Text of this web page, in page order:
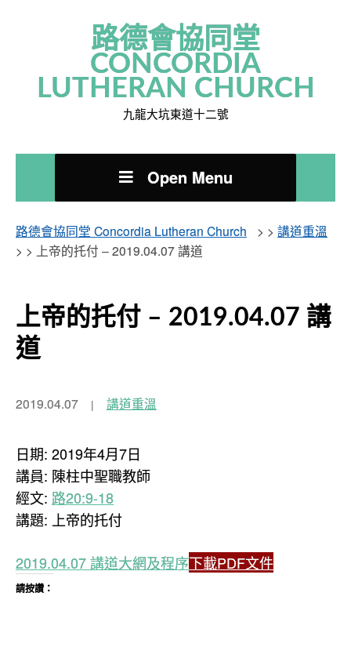
路德會協同堂
CONCORDIA
LUTHERAN CHURCH
九龍大坑東道十二號
Open Menu
路德會協同堂 Concordia Lutheran Church > > 講道重溫
> > 上帝的托付 – 2019.04.07 講道
上帝的托付 – 2019.04.07 講
道
2019.04.07 講道重溫
日期: 2019年4月7日
講員: 陳柱中聖職教師
經文: 路20:9-18
講題: 上帝的托付
2019.04.07 講道大網及程序下載PDF文件
請按讚：